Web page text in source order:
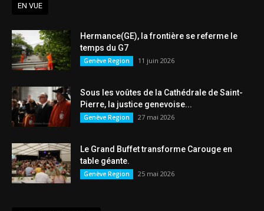
EN VUE
Hermance(GE), la frontière se referme le
temps du G7
Genève Region 11 juin 2026
Sous les voûtes de la Cathédrale de Saint-
Pierre, la justice genevoise...
Genève Region 27 mai 2026
Le Grand Buffet transforme Carouge en
table géante.
Genève Region 25 mai 2026